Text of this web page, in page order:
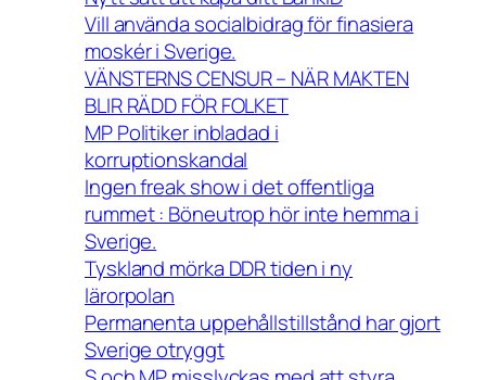
Vill använda socialbidrag för finasiera
moskér i Sverige.
VÄNSTERNS CENSUR – NÄR MAKTEN
BLIR RÄDD FÖR FOLKET
MP Politiker inbladad i
korruptionskandal
Ingen freak show i det offentliga
rummet : Böneutrop hör inte hemma i
Sverige.
Tyskland mörka DDR tiden i ny
lärorpolan
Permanenta uppehållstillstånd har gjort
Sverige otryggt